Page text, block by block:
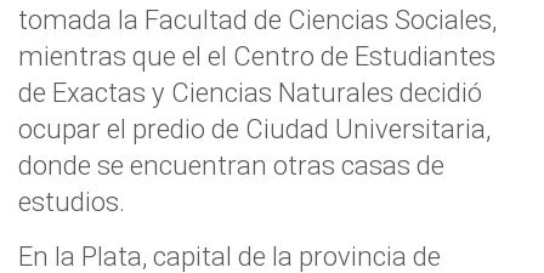
tomada la Facultad de Ciencias Sociales,
mientras que el el Centro de Estudiantes
de Exactas y Ciencias Naturales decidió
ocupar el predio de Ciudad Universitaria,
donde se encuentran otras casas de
estudios.
En la Plata, capital de la provincia de